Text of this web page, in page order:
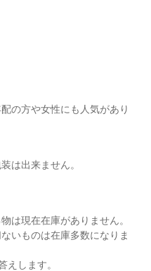
の方や女性にも人気があり
は出来ません。
は現在在庫がありません。
いものは在庫多数になりま
えします。